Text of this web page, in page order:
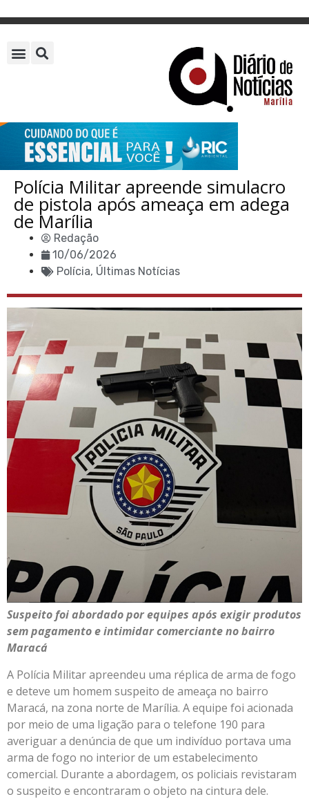
Polícia Militar apreende simulacro
de pistola após ameaça em adega
de Marília
Redação
10/06/2026
Polícia, Últimas Notícias
Suspeito foi abordado por equipes após exigir produtos
sem pagamento e intimidar comerciante no bairro
Maracá
A Polícia Militar apreendeu uma réplica de arma de fogo
e deteve um homem suspeito de ameaça no bairro
Maracá, na zona norte de Marília. A equipe foi acionada
por meio de uma ligação para o telefone 190 para
averiguar a denúncia de que um indivíduo portava uma
arma de fogo no interior de um estabelecimento
comercial. Durante a abordagem, os policiais revistaram
o suspeito e encontraram o objeto na cintura dele.